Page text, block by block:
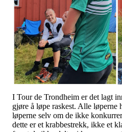
I Tour de Trondheim er det lagt
gjøre å løpe raskest. Alle løperne
løperne selv om de ikke
dette er et krabbestrekk, ikke et